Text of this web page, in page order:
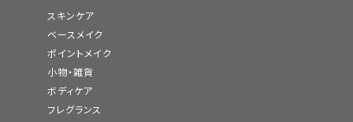
スキンケア
ベースメイク
ポイントメイク
小物・雑貨
ボディケア
フレグランス